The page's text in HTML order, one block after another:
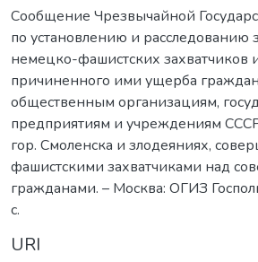
Сообщение Чрезвычайной
по установлению и расследованию
немецко-фашистских захватчиков
причиненного ими ущерба
общественным организациям,
предприятиям и учреждениям
гор. Смоленска и злодеяниях,
фашистскими захватчиками над
гражданами. – Москва: ОГИЗ
с.
URI